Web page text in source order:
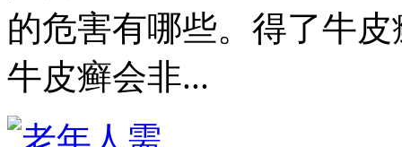
的危害有哪些。得了牛
牛皮癣会非...